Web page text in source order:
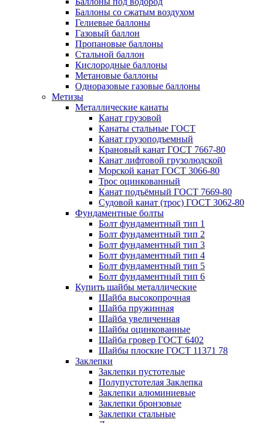
Баллоны со сжатым воздухом
Гелиевые баллоны
Газовый баллон
Пропановые баллоны
Стальной баллон
Кислородные баллоны
Метановые баллоны
Одноразовые газовые баллоны
Метизы
Металлические канаты
Канат грузовой
Канаты стальные ГОСТ
Канат грузоподъемный
Крановый канат ГОСТ 7667-80
Канат лифтовой грузолюдской
Морской канат ГОСТ 3066-80
Трос оцинкованный
Канат подъёмный ГОСТ 7669-80
Судовой канат (трос) ГОСТ 3062-80
Фундаментные болты
Болт фундаментный тип 1
Болт фундаментный тип 2
Болт фундаментный тип 3
Болт фундаментный тип 4
Болт фундаментный тип 5
Болт фундаментный тип 6
Купить шайбы металлические
Шайба высокопрочная
Шайба пружинная
Шайба увеличенная
Шайбы оцинкованные
Шайба гровер ГОСТ 6402
Шайбы плоские ГОСТ 11371 78
Заклепки
Заклепки пустотелые
Полупустотелая Заклепка
Заклепки алюминиевые
Заклепки бронзовые
Заклепки стальные